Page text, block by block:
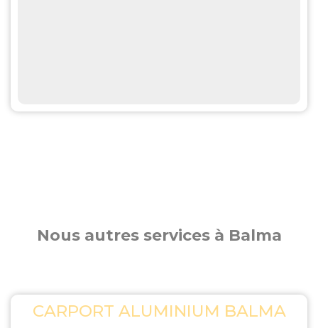
Nous autres services à Balma
CARPORT ALUMINIUM BALMA